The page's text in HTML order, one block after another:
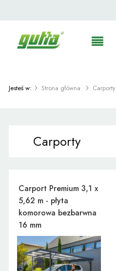
Jesteś w: Strona główna Carporty
Carporty
Carport Premium 3,1 x
5,62 m - płyta
komorowa bezbarwna
16 mm